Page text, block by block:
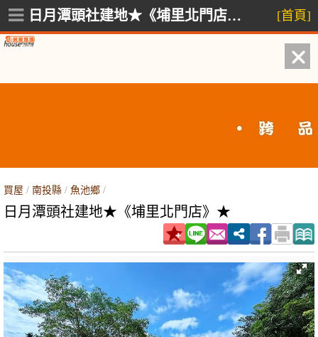
買屋 / 南投縣 / 魚池鄉 /
日月潭頭社建地★《埔里北門店》★
日月潭頭社建地★《埔里北門店》★,魚池鄉 [首頁]